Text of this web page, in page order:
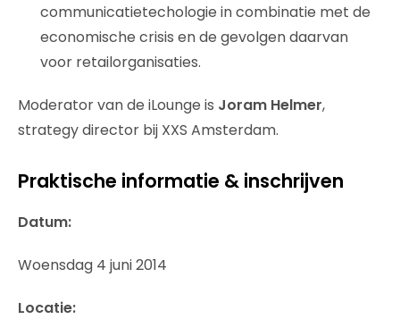
communicatietechologie in combinatie met de
economische crisis en de gevolgen daarvan
voor retailorganisaties.
Moderator van de iLounge is Joram Helmer,
strategy director bij XXS Amsterdam.
Praktische informatie & inschrijven
Datum:
Woensdag 4 juni 2014
Locatie: